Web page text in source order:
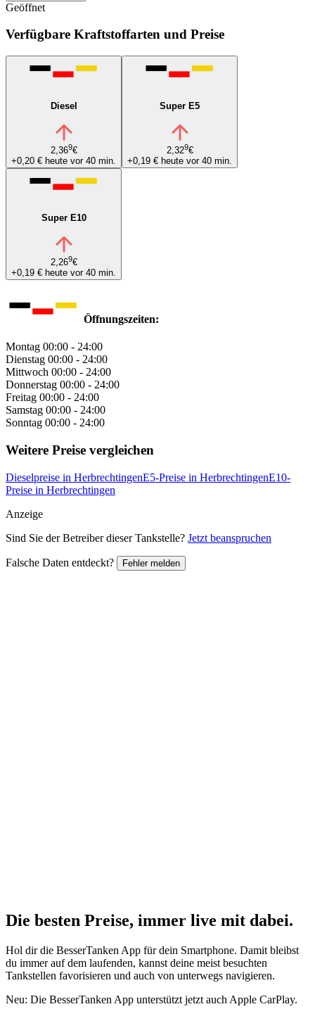
Geöffnet
Verfügbare Kraftstoffarten und Preise
Diesel
2,369€
+0,20 € heute vor 40 min.
Super E5
2,329€
+0,19 € heute vor 40 min.
Super E10
2,269€
+0,19 € heute vor 40 min.
Öffnungszeiten:
Montag 00:00 - 24:00
Dienstag 00:00 - 24:00
Mittwoch 00:00 - 24:00
Donnerstag 00:00 - 24:00
Freitag 00:00 - 24:00
Samstag 00:00 - 24:00
Sonntag 00:00 - 24:00
Weitere Preise vergleichen
Dieselpreise in HerbrechtingenE5-Preise in HerbrechtingenE10-
Preise in Herbrechtingen
Anzeige
Sind Sie der Betreiber dieser Tankstelle? Jetzt beanspruchen
Falsche Daten entdeckt? Fehler melden
Die besten Preise, immer live mit dabei.
Hol dir die BesserTanken App für dein Smartphone. Damit bleibst
du immer auf dem laufenden, kannst deine meist besuchten
Tankstellen favorisieren und auch von unterwegs navigieren.
Neu: Die BesserTanken App unterstützt jetzt auch Apple CarPlay.